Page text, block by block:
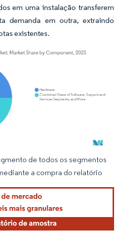
em uma instalação transferem
demanda em outra, extraindo
existentes.
requer atribuição conforme CC BY 4.0.
de todos os segmentos
a compra do relatório